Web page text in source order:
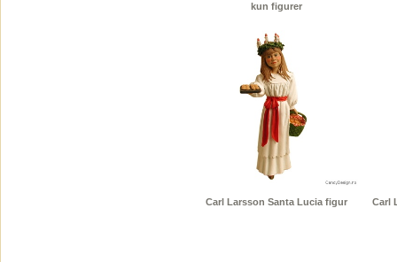
kun figurer
Carl Larsson Santa Lucia figur Carl